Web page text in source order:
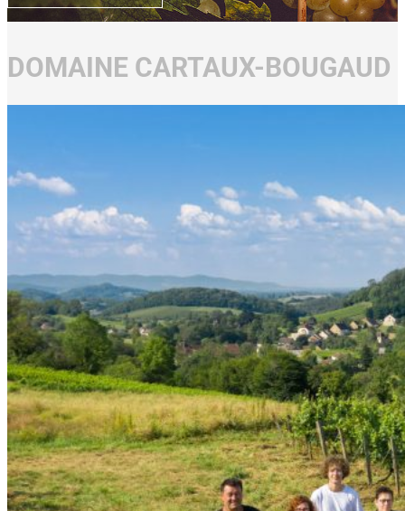
DOMAINE CARTAUX-BOUGAUD